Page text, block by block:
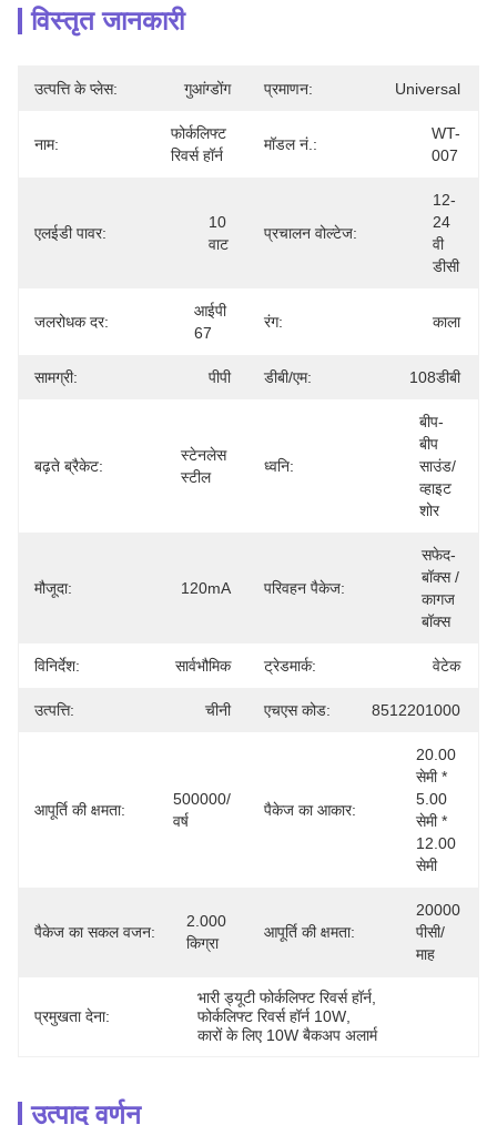
विस्तृत जानकारी
उत्पत्ति के प्लेस: गुआंग्डोंग प्रमाणन: Universal
नाम:
फोर्कलिफ्ट
रिवर्स हॉर्न
मॉडल नं.:
WT-
007
एलईडी पावर:
10
वाट
प्रचालन वोल्टेज:
12-
24
वी
डीसी
जलरोधक दर:
आईपी
67
रंग: काला
सामग्री: पीपी डीबी/एम: 108डीबी
बढ़ते ब्रैकेट:
स्टेनलेस
स्टील
ध्वनि:
बीप-
बीप
साउंड/
व्हाइट
शोर
मौजूदा: 120mA परिवहन पैकेज:
सफेद-
बॉक्स /
कागज
बॉक्स
विनिर्देश: सार्वभौमिक ट्रेडमार्क: वेटेक
उत्पत्ति: चीनी एचएस कोड: 8512201000
आपूर्ति की क्षमता:
500000/
वर्ष
पैकेज का आकार:
20.00
सेमी *
5.00
सेमी *
12.00
सेमी
पैकेज का सकल वजन:
2.000
किग्रा
आपूर्ति की क्षमता:
20000
पीसी/
माह
प्रमुखता देना:
भारी ड्यूटी फोर्कलिफ्ट रिवर्स हॉर्न
फोर्कलिफ्ट रिवर्स हॉर्न 10W
कारों के लिए 10W बैकअप अलार्म
उत्पाद वर्णन